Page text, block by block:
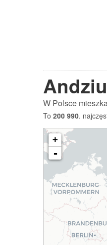
W Polsce
To 200 990.
+
-